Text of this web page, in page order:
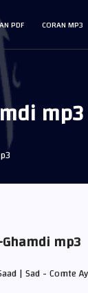
CORAN MP3
PDF
mp3
mp3
| Sad - Comte